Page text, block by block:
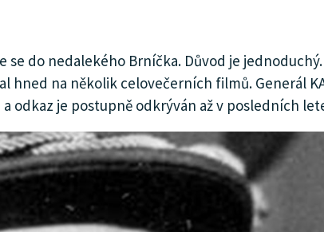
do nedalekého Brníčka. Důvod je
na několik celovečerních filmů. Generál
odkaz je postupně odkrýván až v posledních